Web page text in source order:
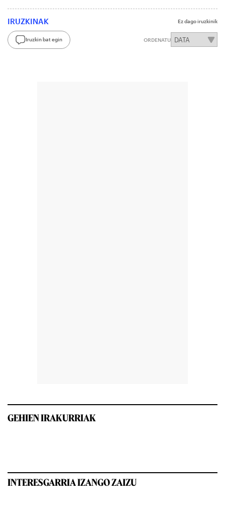
IRUZKINAK Ez dago iruzkinik
Iruzkin bat egin ORDENATU
GEHIEN IRAKURRIAK
INTERESGARRIA IZANGO ZAIZU